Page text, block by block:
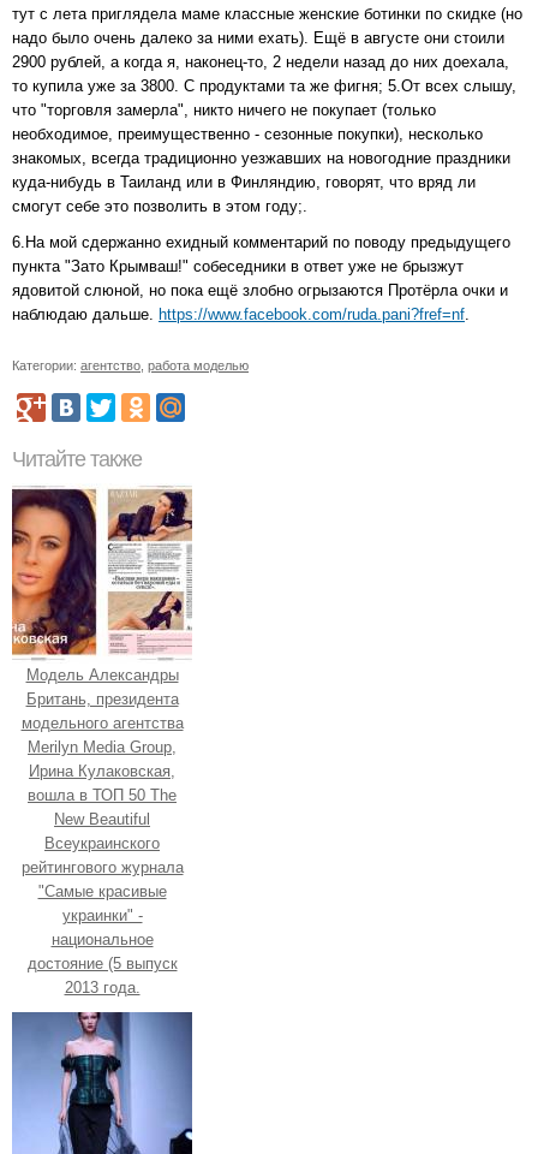
тут с лета приглядела маме классные женские ботинки по скидке (но
надо было очень далеко за ними ехать). Ещё в августе они стоили
2900 рублей, а когда я, наконец-то, 2 недели назад до них доехала,
то купила уже за 3800. С продуктами та же фигня; 5.От всех слышу,
что "торговля замерла", никто ничего не покупает (только
необходимое, преимущественно - сезонные покупки), несколько
знакомых, всегда традиционно уезжавших на новогодние праздники
куда-нибудь в Таиланд или в Финляндию, говорят, что вряд ли
смогут себе это позволить в этом году;.
6.На мой сдержанно ехидный комментарий по поводу предыдущего
пункта "Зато Крымваш!" собеседники в ответ уже не брызжут
ядовитой слюной, но пока ещё злобно огрызаются Протёрла очки и
наблюдаю дальше.
https://www.facebook.com/ruda.pani?fref=nf
Категории: агентство работа моделью
Читайте также
Модель Александры
Британь, президента
модельного агентства
Merilyn Media Group,
Ирина Кулаковская,
вошла в ТОП 50 The
New Beautiful
Всеукраинского
рейтингового журнала
"Самые красивые
украинки" -
национальное
достояние (5 выпуск
2013 года.